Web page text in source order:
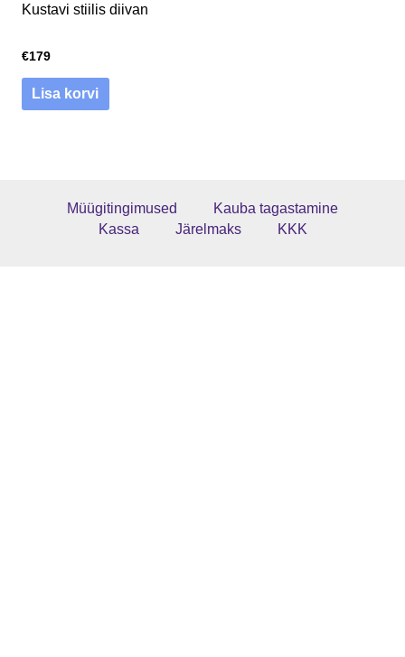
Kustavi stiilis diivan
€179
Lisa korvi
Müügitingimused
Kauba tagastamine
Kassa
Järelmaks KKK